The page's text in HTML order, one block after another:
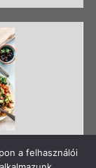
a felhasználói